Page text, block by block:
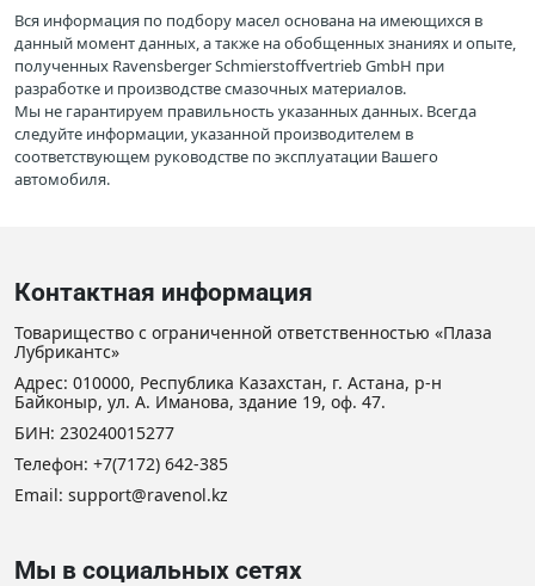
Вся информация по подбору масел основана на имеющихся в
данный момент данных, а также на обобщенных знаниях и опыте,
полученных Ravensberger Schmierstoffvertrieb GmbH при
разработке и производстве смазочных материалов.
Мы не гарантируем правильность указанных данных. Всегда
следуйте информации, указанной производителем в
соответствующем руководстве по эксплуатации Вашего
автомобиля.
Контактная информация
Товарищество с ограниченной ответственностью «Плаза
Лубрикантс»
Адрес: 010000, Республика Казахстан, г. Астана, р-н
Байконыр, ул. А. Иманова, здание 19, оф. 47.
БИН: 230240015277
Телефон: +7(7172) 642-385
Email: support@ravenol.kz
Мы в социальных сетях